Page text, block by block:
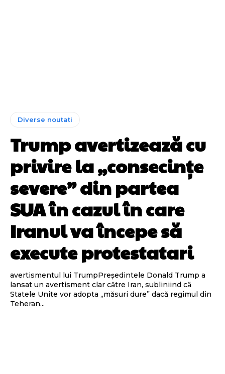
Diverse noutati
Trump avertizează cu
privire la „consecințe
severe” din partea
SUA în cazul în care
Iranul va începe să
execute protestatari
avertismentul lui TrumpPreședintele Donald Trump a
lansat un avertisment clar către Iran, subliniind că
Statele Unite vor adopta „măsuri dure” dacă regimul din
Teheran...